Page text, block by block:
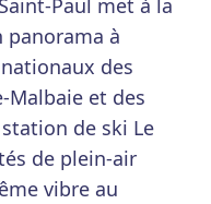
Paul met à la
à
des
Malbaie et des
de ski Le
de plein-air
vibre au